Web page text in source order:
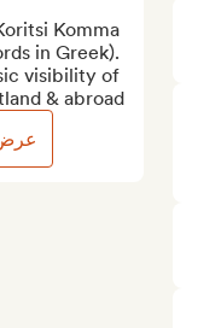
Komma
in Greek).
visibility of
& abroad.
عرض